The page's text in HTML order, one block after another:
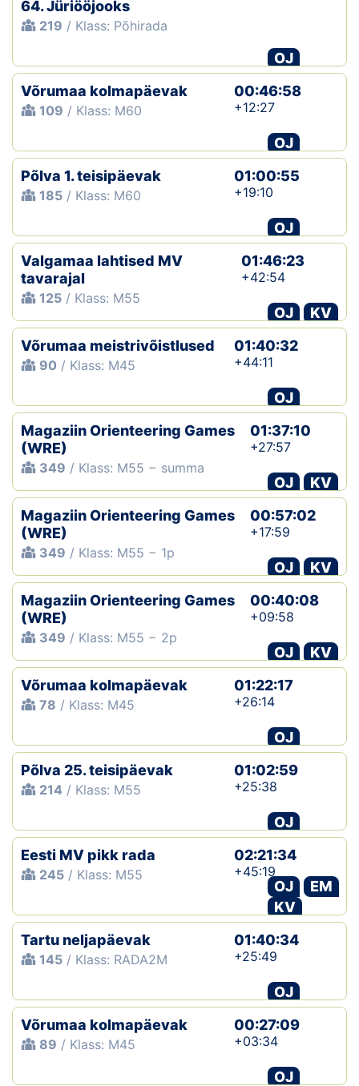
64. Jüriööjooks
219 / Klass: Põhirada
OJ
Võrumaa kolmapäevak
109 / Klass: M60
00:46:58
+12:27
OJ
Põlva 1. teisipäevak
185 / Klass: M60
01:00:55
+19:10
OJ
Valgamaa lahtised MV
tavarajal
125 / Klass: M55
01:46:23
+42:54
OJ
KV
Võrumaa meistrivõistlused
90 / Klass: M45
01:40:32
+44:11
OJ
Magaziin Orienteering Games
(WRE)
349 / Klass: M55 − summa
01:37:10
+27:57
OJ
KV
Magaziin Orienteering Games
(WRE)
349 / Klass: M55 − 1p
00:57:02
+17:59
OJ
KV
Magaziin Orienteering Games
(WRE)
349 / Klass: M55 − 2p
00:40:08
+09:58
OJ
KV
Võrumaa kolmapäevak
78 / Klass: M45
01:22:17
+26:14
OJ
Põlva 25. teisipäevak
214 / Klass: M55
01:02:59
+25:38
OJ
Eesti MV pikk rada
245 / Klass: M55
02:21:34
+45:19
OJ
EM
KV
Tartu neljapäevak
145 / Klass: RADA2M
01:40:34
+25:49
OJ
Võrumaa kolmapäevak
89 / Klass: M45
00:27:09
+03:34
OJ